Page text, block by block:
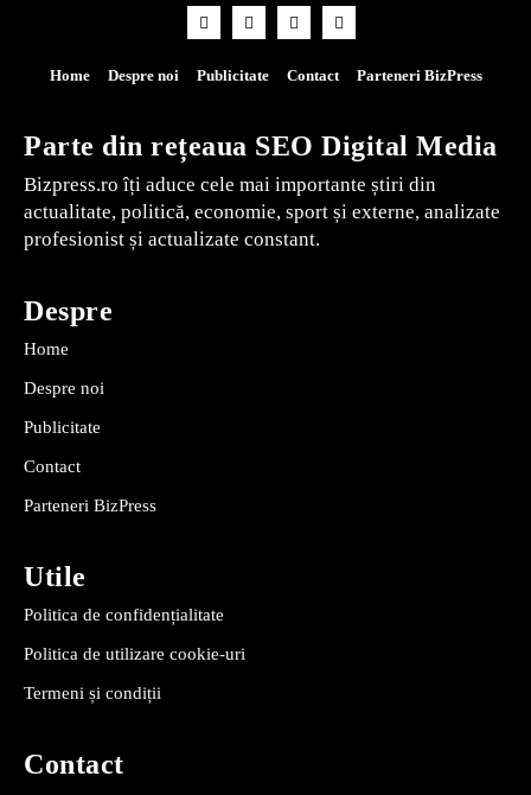
Home Despre noi Publicitate Contact Parteneri BizPress
Parte din rețeaua SEO Digital Media
Bizpress.ro îți aduce cele mai importante știri din
actualitate, politică, economie, sport și externe, analizate
profesionist și actualizate constant.
Despre
Home
Despre noi
Publicitate
Contact
Parteneri BizPress
Utile
Politica de confidențialitate
Politica de utilizare cookie-uri
Termeni și condiții
Contact